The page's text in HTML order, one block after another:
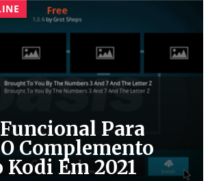
Para
Complemento
Kodi Em 2021